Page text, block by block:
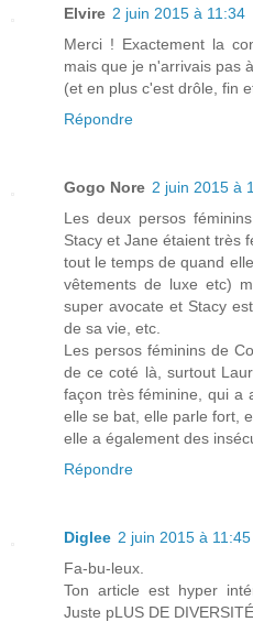
Elvire 2 juin 2015 à 11:34
Merci ! Exactement la
mais que je n'arrivais pas
(et en plus c'est drôle, fin
Répondre
Gogo Nore 2 juin 2015 à
Les deux persos
Stacy et Jane étaient très
tout le temps de quand
vêtements de luxe etc)
super avocate et Stacy
de sa vie, etc.
Les persos féminins de
de ce coté là, surtout
façon très féminine, qui a
elle se bat, elle parle fort,
elle a également des
Répondre
Diglee 2 juin 2015 à 11:45
Fa-bu-leux.
Ton article est hyper
Juste pLUS DE DIVERSITÉ.